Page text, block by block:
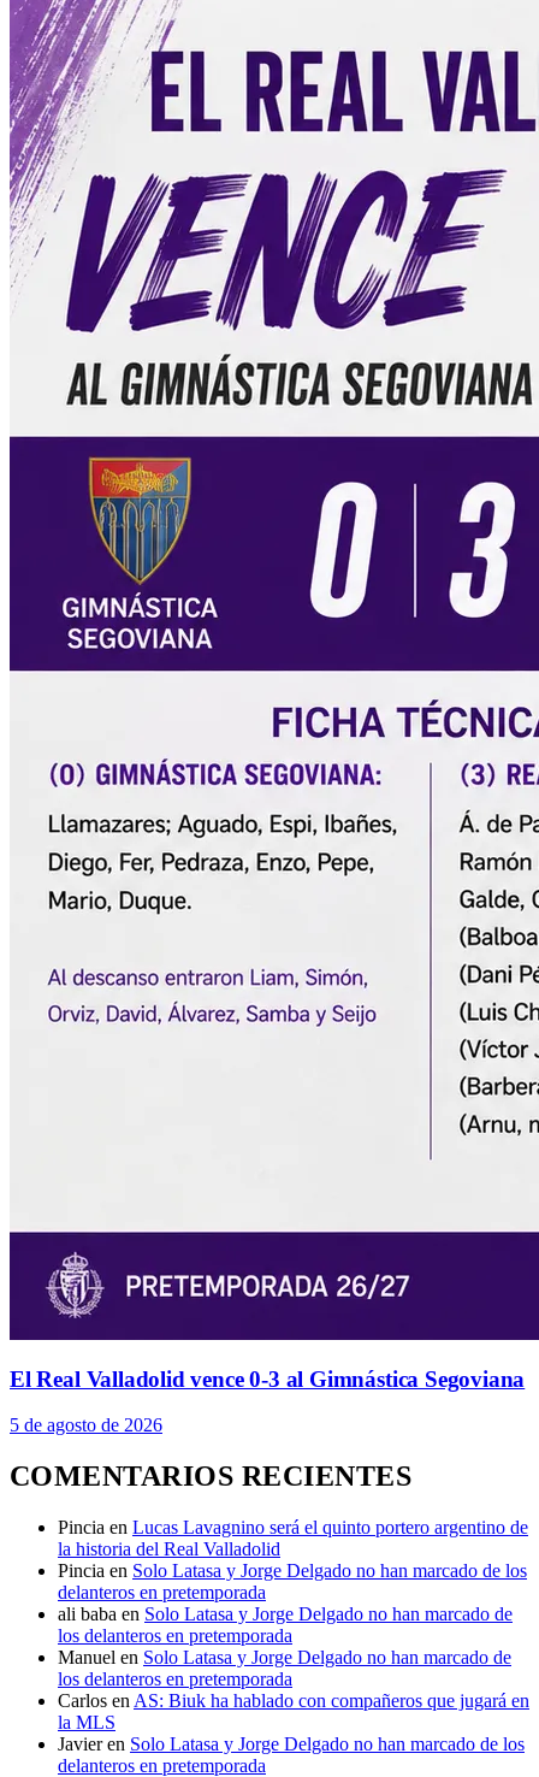
El Real Valladolid vence 0-3 al Gimnástica Segoviana
5 de agosto de 2026
COMENTARIOS RECIENTES
Pincia en Lucas Lavagnino será el quinto portero argentino de
la historia del Real Valladolid
Pincia en Solo Latasa y Jorge Delgado no han marcado de los
delanteros en pretemporada
ali baba en Solo Latasa y Jorge Delgado no han marcado de
los delanteros en pretemporada
Manuel en Solo Latasa y Jorge Delgado no han marcado de
los delanteros en pretemporada
Carlos en AS: Biuk ha hablado con compañeros que jugará en
la MLS
Javier en Solo Latasa y Jorge Delgado no han marcado de los
delanteros en pretemporada